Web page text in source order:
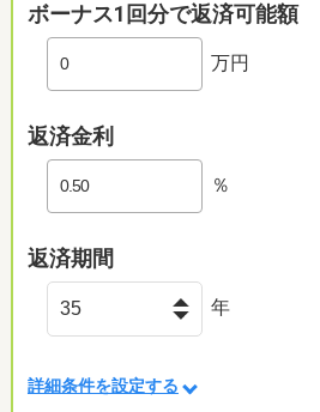
ボーナス1回分で返済可能額
万円
返済金利
％
返済期間
年
詳細条件を設定する